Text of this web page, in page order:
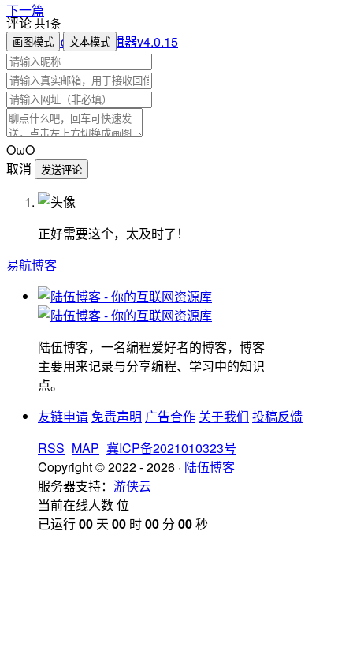
下一篇
Subtitle Edit字幕编辑器v4.0.15
评论共1条
画图模式 文本模式
OωO
取消
发送评论
正好需要这个，太及时了！
易航博客
陆伍博客，一名编程爱好者的博客，博客
主要用来记录与分享编程、学习中的知识
点。
友链申请 免责声明 广告合作 关于我们 投稿反馈
RSS MAP 冀ICP备2021010323号
Copyright © 2022 - 2026 · 陆伍博客
服务器支持： 游侠云
当前在线人数位
已运行00 天 00 时00 分 00秒